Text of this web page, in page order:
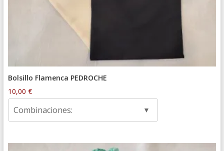
Bolsillo Flamenca PEDROCHE
10,00 €
Combinaciones: